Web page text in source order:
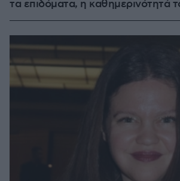
τα επιδόματα, η καθημερινότητά